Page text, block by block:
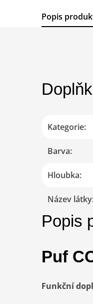
Popis
Popis
Puf
Funkční
Kategorie:
Barva:
Hloubka:
Název látky